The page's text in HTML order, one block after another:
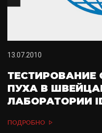
13.07.2010
ТЕСТИРОВАНИЕ
ПУХА В
ЛАБОРАТОРИИ
ПОДРОБНО